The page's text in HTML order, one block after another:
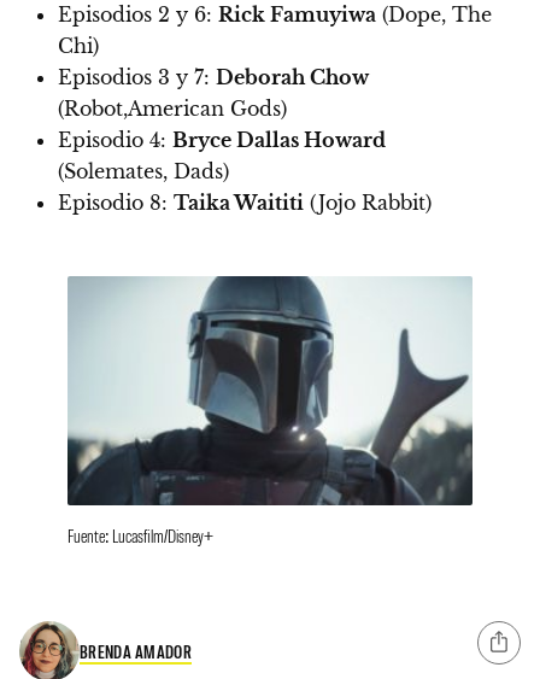
Episodios 2 y 6: Rick Famuyiwa (Dope, The
Chi)
Episodios 3 y 7: Deborah Chow
(Robot,American Gods)
Episodio 4: Bryce Dallas Howard
(Solemates, Dads)
Episodio 8: Taika Waititi (Jojo Rabbit)
Fuente: Lucasfilm/Disney+
BRENDA AMADOR